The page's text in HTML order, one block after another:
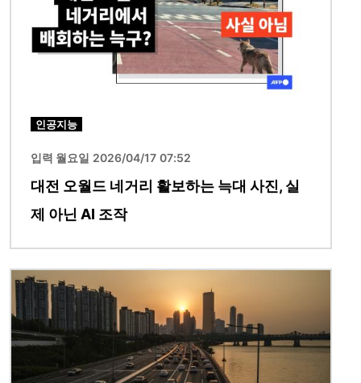
인공지능
입력 월요일 2026/04/17 07:52
대전 오월드 네거리 활보하는 늑대 사진, 실
제 아닌 AI 조작
이미지